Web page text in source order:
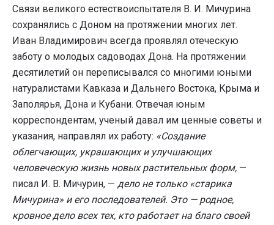
Связи великого естествоиспытателя В. И. Мичурина
сохранялись с Доном на протяжении многих лет.
Иван Владимирович всегда проявлял отеческую
заботу о молодых садоводах Дона. На протяжении
десятилетий он переписывался со многими юными
натуралистами Кавказа и Дальнего Востока, Крыма и
Заполярья, Дона и Кубани. Отвечая юным
корреспондентам, ученый давал им ценные советы и
указания, направлял их работу: «Создание
облегчающих, украшающих и улучшающих
человеческую жизнь новых растительных форм, —
писал И. В. Мичурин, — дело не только «старика
Мичурина» и его последователей. Это — родное,
кровное дело всех тех, кто работает на благо своей